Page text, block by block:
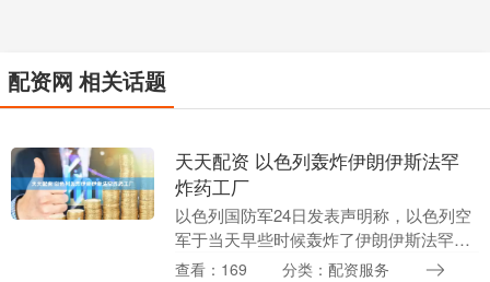
配资网 相关话题
天天配资 以色列轰炸伊朗伊斯法罕
炸药工厂
以色列国防军24日发表声明称，以色列空
军于当天早些时候轰炸了伊朗伊斯法罕地
区的关键炸药生产工厂。 声明称，该工厂
查看：169 分类：配资服务